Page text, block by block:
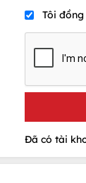
Tôi
Đã có tài